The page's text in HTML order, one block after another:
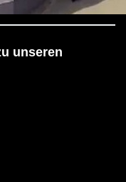
unseren